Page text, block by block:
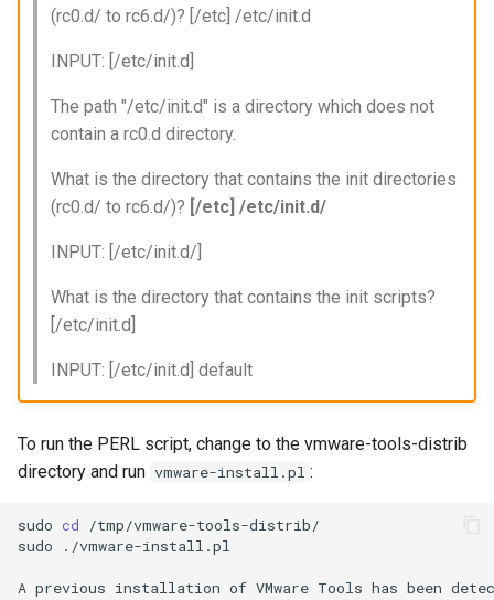
(rc0.d/ to rc6.d/)? [/etc] /etc/init.d
INPUT: [/etc/init.d]
The path "/etc/init.d" is a directory which does not
contain a rc0.d directory.
What is the directory that contains the init directories
(rc0.d/ to rc6.d/)? [/etc] /etc/init.d/
INPUT: [/etc/init.d/]
What is the directory that contains the init scripts?
[/etc/init.d]
INPUT: [/etc/init.d] default
To run the PERL script, change to the vmware-tools-distrib
directory and run vmware-install.pl :
sudo cd
/tmp/vmware-tools-distrib/
sudo
./vmware-install.pl
A previous installation of VMware Tools has been